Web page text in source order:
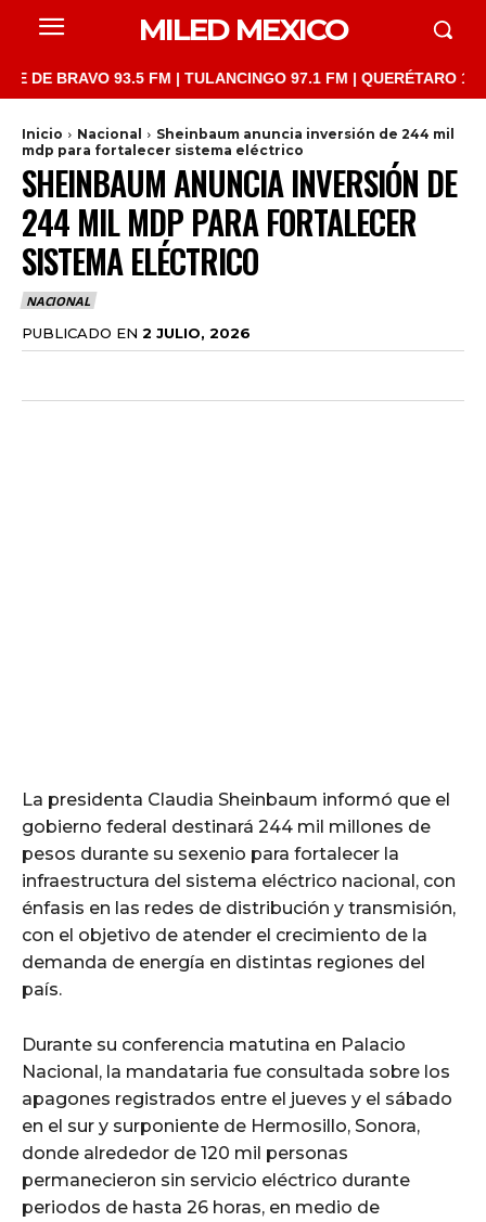
MILED MEXICO
93.5 FM | TULANCINGO 97.1 FM | QUERÉTARO 103.1
Inicio Nacional
Sheinbaum anuncia inversión de 244 mil
mdp para fortalecer sistema eléctrico
SHEINBAUM ANUNCIA INVERSIÓN DE
244 MIL MDP PARA FORTALECER
SISTEMA ELÉCTRICO
NACIONAL
PUBLICADO EN 2 JULIO, 2026
La presidenta Claudia Sheinbaum informó que el
gobierno federal destinará 244 mil millones de
pesos durante su sexenio para fortalecer la
infraestructura del sistema eléctrico nacional, con
énfasis en las redes de distribución y transmisión,
con el objetivo de atender el crecimiento de la
demanda de energía en distintas regiones del
país.
Durante su conferencia matutina en Palacio
Nacional, la mandataria fue consultada sobre los
apagones registrados entre el jueves y el sábado
en el sur y surponiente de Hermosillo, Sonora,
donde alrededor de 120 mil personas
permanecieron sin servicio eléctrico durante
periodos de hasta 26 horas, en medio de